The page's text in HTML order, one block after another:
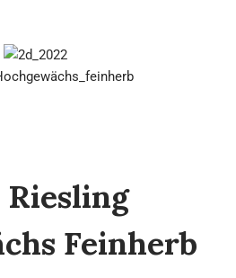
Riesling
Feinherb